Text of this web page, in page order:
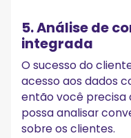
5. Análise de
integrada
O sucesso do
acesso aos dados
então você precisa
possa analisar
sobre os clientes.